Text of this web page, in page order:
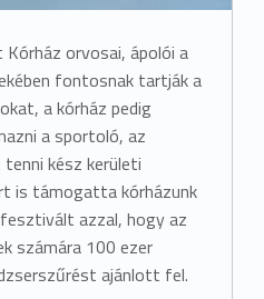
orvosai, ápolói a
fontosnak tartják a
a kórház pedig
a sportoló, az
kész kerületi
is támogatta kórházunk
azzal, hogy az
számára 100 ezer
ajánlott fel.